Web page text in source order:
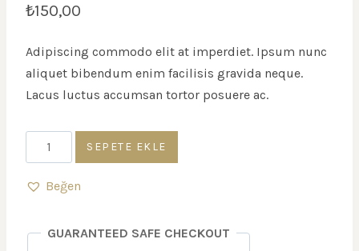
₺150,00
Adipiscing commodo elit at imperdiet. Ipsum nunc
aliquet bibendum enim facilisis gravida neque.
Lacus luctus accumsan tortor posuere ac.
Glazed
Plate
adet
SEPETE EKLE
Beğen
GUARANTEED SAFE CHECKOUT